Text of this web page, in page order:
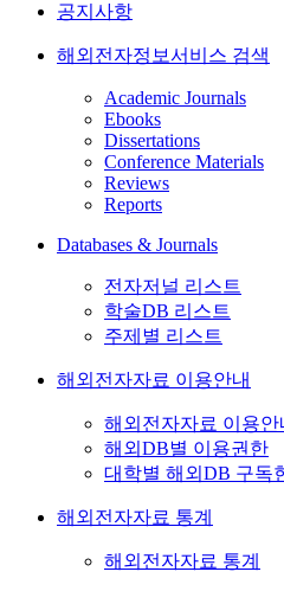
공지사항
해외전자정보서비스 검색
Academic Journals
Ebooks
Dissertations
Conference Materials
Reviews
Reports
Databases & Journals
전자저널 리스트
학술DB 리스트
주제별 리스트
해외전자자료 이용안내
해외전자자료 이용안
해외DB별 이용권한
대학별 해외DB 구독
해외전자자료 통계
해외전자자료 통계